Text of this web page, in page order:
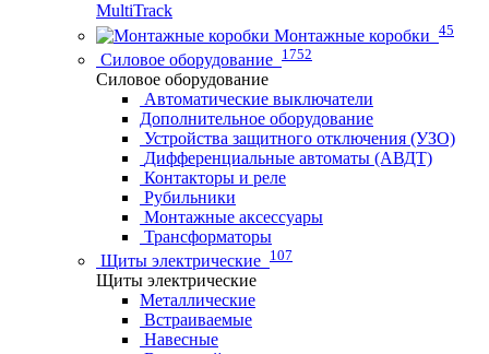
MultiTrack
Монтажные коробки 45
Силовое оборудование 1752
Силовое оборудование
Автоматические выключатели
Дополнительное оборудование
Устройства защитного отключения (УЗО)
Дифференциальные автоматы (АВДТ)
Контакторы и реле
Рубильники
Монтажные аксессуары
Трансформаторы
Щиты электрические 107
Щиты электрические
Металлические
Встраиваемые
Навесные